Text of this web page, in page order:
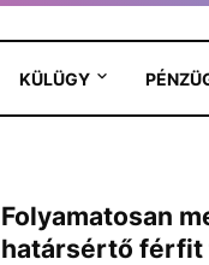
KÜLÜGY
Folyamatosan
határsértő férfit